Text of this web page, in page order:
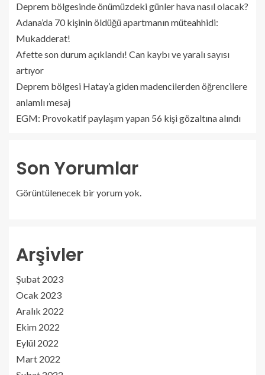
Deprem bölgesinde önümüzdeki günler hava nasıl olacak?
Adana’da 70 kişinin öldüğü apartmanın müteahhidi:
Mukadderat!
Afette son durum açıklandı! Can kaybı ve yaralı sayısı
artıyor
Deprem bölgesi Hatay’a giden madencilerden öğrencilere
anlamlı mesaj
EGM: Provokatif paylaşım yapan 56 kişi gözaltına alındı
Son Yorumlar
Görüntülenecek bir yorum yok.
Arşivler
Şubat 2023
Ocak 2023
Aralık 2022
Ekim 2022
Eylül 2022
Mart 2022